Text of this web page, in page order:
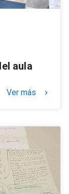
aula
Ver más keyboard_arrow_right